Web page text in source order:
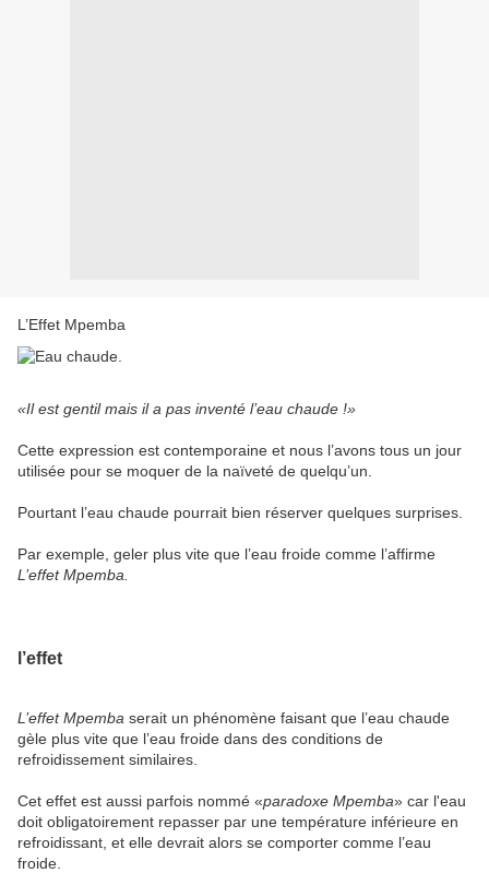
L’Effet Mpemba
«Il est gentil mais il a pas inventé l’eau chaude !»
Cette expression est contemporaine et nous l’avons tous un jour
utilisée pour se moquer de la naïveté de quelqu’un.
Pourtant l’eau chaude pourrait bien réserver quelques surprises.
Par exemple, geler plus vite que l’eau froide comme l’affirme
L’effet Mpemba.
l’effet
L’effet Mpemba serait un phénomène faisant que l’eau chaude
gèle plus vite que l’eau froide dans des conditions de
refroidissement similaires.
Cet effet est aussi parfois nommé «paradoxe Mpemba» car l'eau
doit obligatoirement repasser par une température inférieure en
refroidissant, et elle devrait alors se comporter comme l’eau
froide.